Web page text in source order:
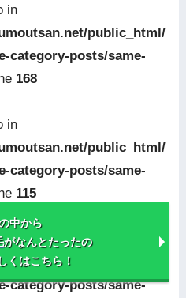
in
public_html/
category-posts/same-
168
in
public_html/
category-posts/same-
115
in
public_html/
category-posts/same-
中から
がなんとたったの
くはこちら！